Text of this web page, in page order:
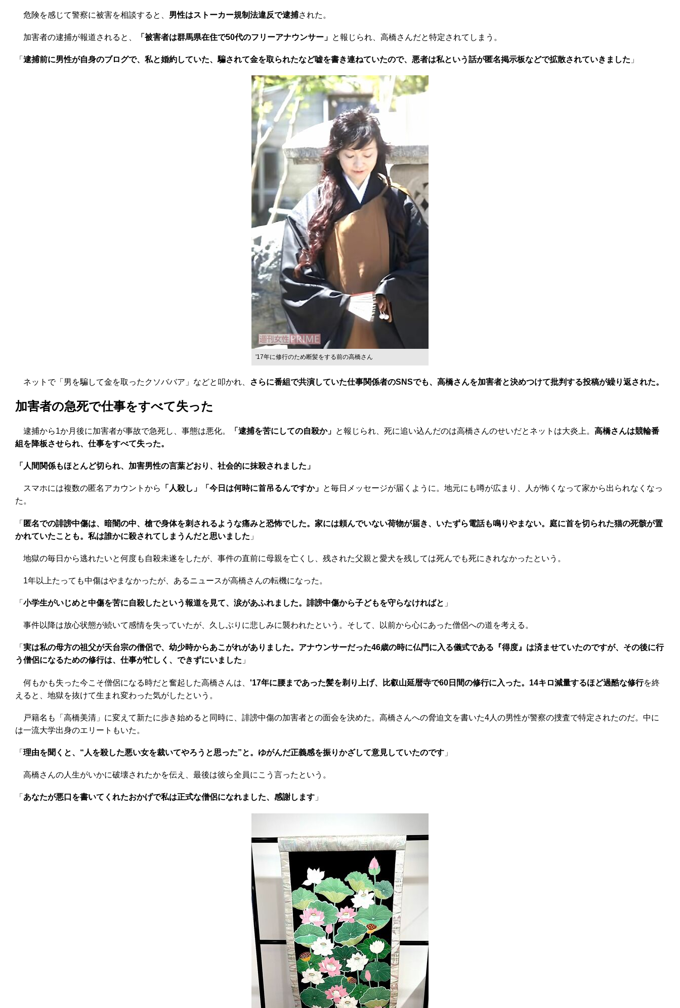
危険を感じて警察に被害を相談すると、 男性はストーカー規制法違反で逮捕された。
加害者の逮捕が報道されると、 「被害者は群馬県在住で50代のフリーアナウンサー」 と報じられ、高橋さんだと特定されてしまう。
「 逮捕前に男性が自身のブログで、私と婚約していた、騙されて金を取られたなど嘘を書き連ねていたので、悪者は私という話が匿名掲示板などで拡散されていきました 」
'17年に修行のため断髪をする前の高橋さん
ネットで「男を騙して金を取ったクソババア」などと叩かれ、 さらに番組で共演していた仕事関係者のSNSでも、高橋さんを加害者と決めつけて批判する投稿が繰り返された。
加害者の急死で仕事をすべて失った
逮捕から1か月後に加害者が事故で急死し、事態は悪化。 「逮捕を苦にしての自殺か」 と報じられ、死に追い込んだのは高橋さんのせいだとネットは大炎上。 高橋さんは競輪番
組を降板させられ、仕事をすべて失った。
「人間関係もほとんど切られ、加害男性の言葉どおり、社会的に抹殺されました」
スマホには複数の匿名アカウントから 「人殺し」「今日は何時に首吊るんですか」 と毎日メッセージが届くように。地元にも噂が広まり、人が怖くなって家から出られなくなっ
た。
「 匿名での誹謗中傷は、暗闇の中、槍で身体を刺されるような痛みと恐怖でした。家には頼んでいない荷物が届き、いたずら電話も鳴りやまない。庭に首を切られた猫の死骸が置
かれていたことも。私は誰かに殺されてしまうんだと思いました 」
地獄の毎日から逃れたいと何度も自殺未遂をしたが、事件の直前に母親を亡くし、残された父親と愛犬を残しては死んでも死にきれなかったという。
1年以上たっても中傷はやまなかったが、あるニュースが高橋さんの転機になった。
「 小学生がいじめと中傷を苦に自殺したという報道を見て、涙があふれました。誹謗中傷から子どもを守らなければと 」
事件以降は放心状態が続いて感情を失っていたが、久しぶりに悲しみに襲われたという。そして、以前から心にあった僧侶への道を考える。
「 実は私の母方の祖父が天台宗の僧侶で、幼少時からあこがれがありました。アナウンサーだった46歳の時に仏門に入る儀式である『得度』は済ませていたのですが、その後に行
う僧侶になるための修行は、仕事が忙しく、できずにいました 」
何もかも失った今こそ僧侶になる時だと奮起した高橋さんは、 '17年に腰まであった髪を剃り上げ、比叡山延暦寺で60日間の修行に入った。14キロ減量するほど過酷な修行を終
えると、地獄を抜けて生まれ変わった気がしたという。
戸籍名も「高橋美清」に変えて新たに歩き始めると同時に、誹謗中傷の加害者との面会を決めた。高橋さんへの脅迫文を書いた4人の男性が警察の捜査で特定されたのだ。中に
は一流大学出身のエリートもいた。
「 理由を聞くと、“人を殺した悪い女を裁いてやろうと思った”と。ゆがんだ正義感を振りかざして意見していたのです 」
高橋さんの人生がいかに破壊されたかを伝え、最後は彼ら全員にこう言ったという。
「 あなたが悪口を書いてくれたおかげで私は正式な僧侶になれました、感謝します 」